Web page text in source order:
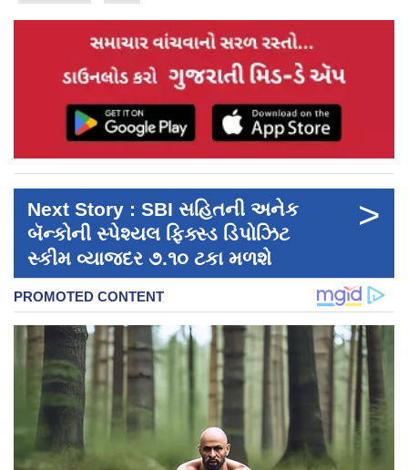
Next Story : SBI સહિતની અનેક
બૅન્કોની સ્પેશ્યલ ફિક્સ્ડ ડિપોઝિટ
સ્કીમ વ્યાજદર ૭.૧૦ ટકા મળશે
>